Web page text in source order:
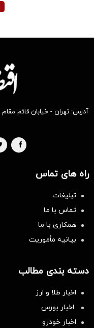
آدرس: تهران - خیابان قائم
راه های تماس
تبلیغات
تماس با ما
همکاری با ما
بیانیه مأموریت
دسته بندی مطالب
اخبار طلا و ارز
اخبار بورس
اخبار خودرو